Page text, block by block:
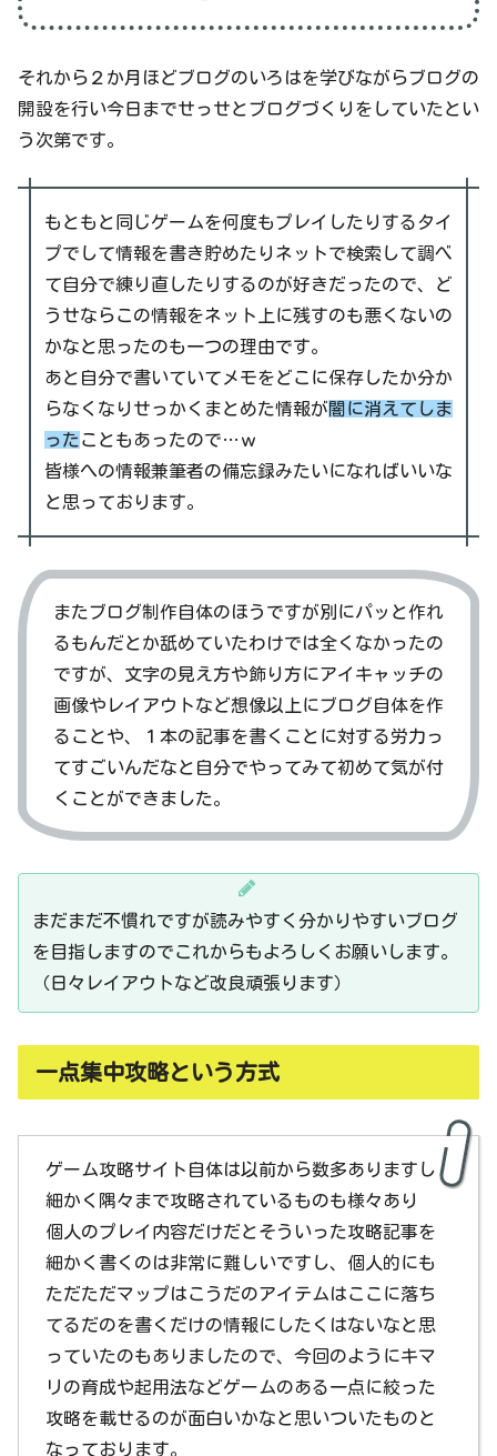
それから２か月ほどブログのいろはを学びながらブログの
開設を行い今日までせっせとブログづくりをしていたとい
う次第です。
もともと同じゲームを何度もプレイしたりするタイ
プでして情報を書き貯めたりネットで検索して調べ
て自分で練り直したりするのが好きだったので、ど
うせならこの情報をネット上に残すのも悪くないの
かなと思ったのも一つの理由です。
あと自分で書いていてメモをどこに保存したか分か
らなくなりせっかくまとめた情報が闇に消えてしま
った こともあったので…ｗ
皆様への情報兼筆者の備忘録みたいになればいいな
と思っております。
またブログ制作自体のほうですが別にパッと作れ
るもんだとか舐めていたわけでは全くなかったの
ですが、文字の見え方や飾り方にアイキャッチの
画像やレイアウトなど想像以上にブログ自体を作
ることや、１本の記事を書くことに対する労力っ
てすごいんだなと自分でやってみて初めて気が付
くことができました。
まだまだ不慣れですが読みやすく分かりやすいブログ
を目指しますのでこれからもよろしくお願いします。
（日々レイアウトなど改良頑張ります）
一点集中攻略という方式
ゲーム攻略サイト自体は以前から数多ありますし
細かく隅々まで攻略されているものも様々あり
個人のプレイ内容だけだとそういった攻略記事を
細かく書くのは非常に難しいですし、個人的にも
ただただマップはこうだのアイテムはここに落ち
てるだのを書くだけの情報にしたくはないなと思
っていたのもありましたので、今回のようにキマ
リの育成や起用法などゲームのある一点に絞った
攻略を載せるのが面白いかなと思いついたものと
なっております。